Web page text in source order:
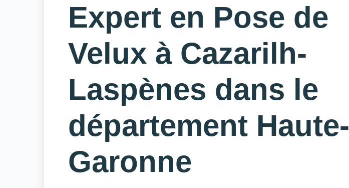
Expert en Pose de
Velux à Cazarilh-
Laspènes dans le
département Haute-
Garonne